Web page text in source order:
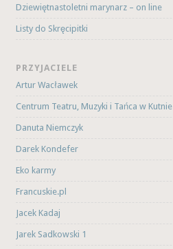
Dziewiętnastoletni marynarz – on line
Listy do Skręcipitki
PRZYJACIELE
Artur Wacławek
Centrum Teatru, Muzyki i Tańca w Kutnie
Danuta Niemczyk
Darek Kondefer
Eko karmy
Francuskie.pl
Jacek Kadaj
Jarek Sadkowski 1